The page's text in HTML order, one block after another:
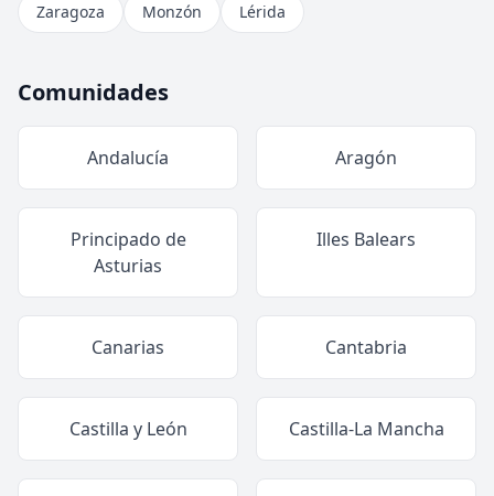
Zaragoza Monzón Lérida
Comunidades
Andalucía Aragón
Principado de
Asturias
Illes Balears
Canarias Cantabria
Castilla y León Castilla-La Mancha